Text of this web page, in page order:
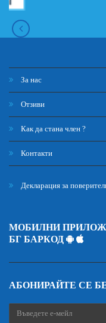
За нас
Отзиви
Как да стана член ?
Контакти
Декларация за
МОБИЛНИ
БГ БАРКОД
АБОНИРАЙТЕ СЕ